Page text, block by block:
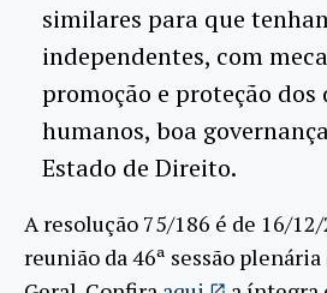
similares para que
independentes, com
promoção e proteção dos
humanos, boa
Estado de Direito.
A resolução 75/186 é de 16/
reunião da 46ª sessão